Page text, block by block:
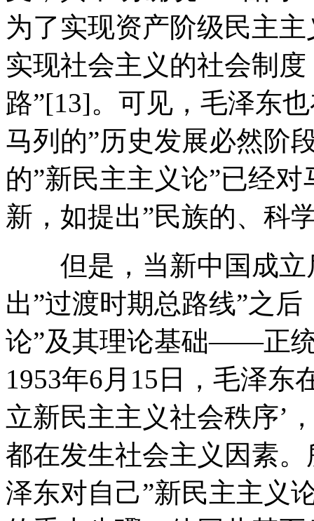
为了实现资产阶级民主
实现社会主义的社会制
路”[13]。可见，毛泽东
马列的”历史发展必然阶
的”新民主主义论”已经
新，如提出”民族的、科
但是，当新中国成立
出”过渡时期总路线”之
论”及其理论基础——正
1953年6月15日，毛泽东
立新民主主义社会秩序’
都在发生社会主义因素
泽东对自己”新民主主义